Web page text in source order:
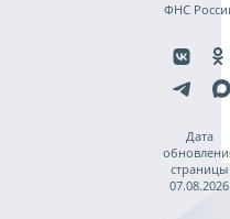
ФНС
Дата
страницы
07.08.2026